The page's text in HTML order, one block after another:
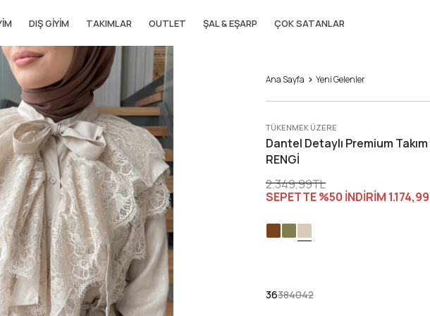
DIŞ GIYIM TAKIMLAR OUTLET ŞAL & EŞARP ÇOK SATANLAR
Ana Sayfa Yeni Gelenler
TÜKENMEK ÜZERE
Dantel Detaylı Premium
RENGİ
2.349,99TL
SEPETTE %50 İNDİRİM
36384042